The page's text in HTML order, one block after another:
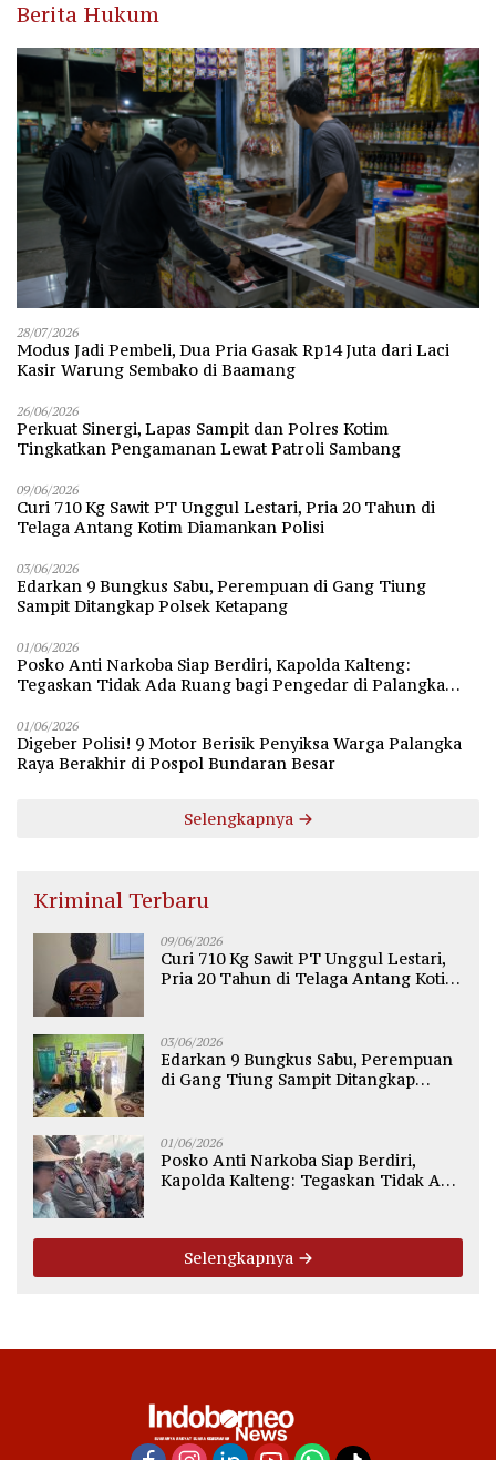
Berita Hukum
28/07/2026
Modus Jadi Pembeli, Dua Pria Gasak Rp14 Juta dari Laci
Kasir Warung Sembako di Baamang
26/06/2026
Perkuat Sinergi, Lapas Sampit dan Polres Kotim
Tingkatkan Pengamanan Lewat Patroli Sambang
09/06/2026
Curi 710 Kg Sawit PT Unggul Lestari, Pria 20 Tahun di
Telaga Antang Kotim Diamankan Polisi
03/06/2026
Edarkan 9 Bungkus Sabu, Perempuan di Gang Tiung
Sampit Ditangkap Polsek Ketapang
01/06/2026
Posko Anti Narkoba Siap Berdiri, Kapolda Kalteng:
Tegaskan Tidak Ada Ruang bagi Pengedar di Palangka
01/06/2026
Digeber Polisi! 9 Motor Berisik Penyiksa Warga Palangka
Raya Berakhir di Pospol Bundaran Besar
Selengkapnya
Kriminal Terbaru
09/06/2026
Curi 710 Kg Sawit PT Unggul Lestari,
Pria 20 Tahun di Telaga Antang Kotim
03/06/2026
Edarkan 9 Bungkus Sabu, Perempuan
di Gang Tiung Sampit Ditangkap
01/06/2026
Posko Anti Narkoba Siap Berdiri,
Kapolda Kalteng: Tegaskan Tidak Ada
Selengkapnya